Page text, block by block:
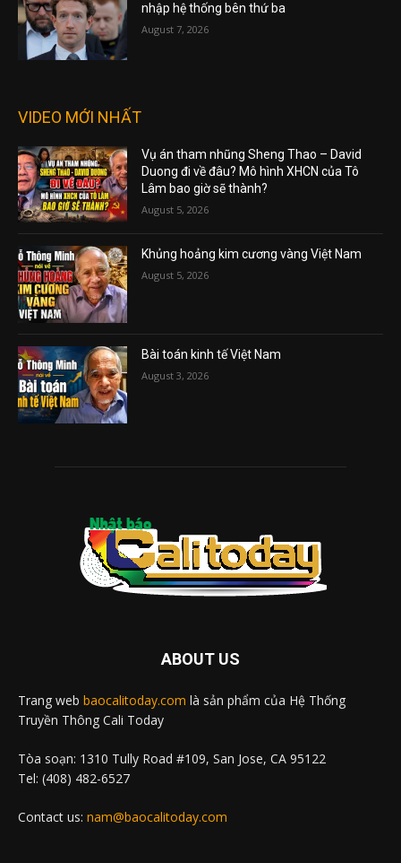
nhập hệ thống bên thứ ba
August 7, 2026
VIDEO MỚI NHẤT
Vụ án tham nhũng Sheng Thao – David
Duong đi về đâu? Mô hình XHCN của Tô
Lâm bao giờ sẽ thành?
August 5, 2026
Khủng hoảng kim cương vàng Việt Nam
August 5, 2026
Bài toán kinh tế Việt Nam
August 3, 2026
ABOUT US
Trang web baocalitoday.com là sản phẩm của Hệ Thống
Truyền Thông Cali Today
Tòa soạn: 1310 Tully Road #109, San Jose, CA 95122
Tel: (408) 482-6527
Contact us: nam@baocalitoday.com